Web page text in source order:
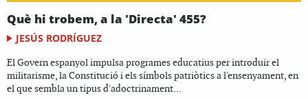
Què hi trobem, a la 'Directa' 455?
JESÚS RODRÍGUEZ
El Govern espanyol impulsa programes educatius per introduir el
militarisme, la Constitució i els símbols patriòtics a l'ensenyament, en
el que sembla un tipus d'adoctrinament...